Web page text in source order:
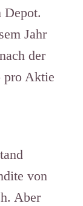
Depot.
Jahr
der
pro Aktie
von
Aber